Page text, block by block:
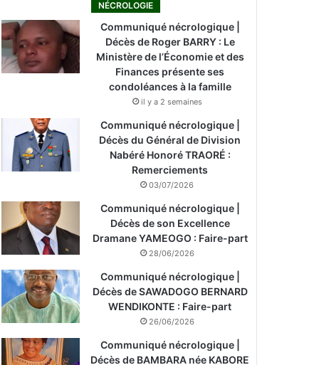
NÉCROLOGIE
Communiqué nécrologique |
Décès de Roger BARRY : Le
Ministère de l’Économie et des
Finances présente ses
condoléances à la famille
il y a 2 semaines
Communiqué nécrologique |
Décès du Général de Division
Nabéré Honoré TRAORÉ :
Remerciements
03/07/2026
Communiqué nécrologique |
Décès de son Excellence
Dramane YAMEOGO : Faire-part
28/06/2026
Communiqué nécrologique |
Décès de SAWADOGO BERNARD
WENDIKONTE : Faire-part
26/06/2026
Communiqué nécrologique |
Décès de BAMBARA née KABORE